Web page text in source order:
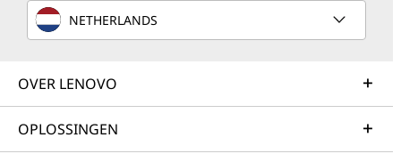
NETHERLANDS
OVER LENOVO
OPLOSSINGEN